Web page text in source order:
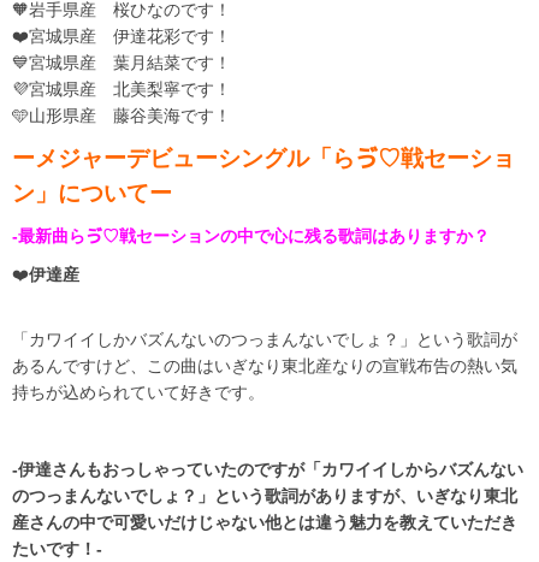
🧡岩手県産 桜ひなのです！
❤️宮城県産 伊達花彩です！
💙宮城県産 葉月結菜です！
💜宮城県産 北美梨寧です！
🩵山形県産 藤谷美海です！
ーメジャーデビューシングル「らゔ♡戦セーショ
ン」についてー
-最新曲らゔ♡戦セーションの中で心に残る歌詞はありますか？
❤️伊達産
「カワイイしかバズんないのつっまんないでしょ？」という歌詞が
あるんですけど、この曲はいぎなり東北産なりの宣戦布告の熱い気
持ちが込められていて好きです。
-伊達さんもおっしゃっていたのですが「カワイイしからバズんない
のつっまんないでしょ？」という歌詞がありますが、いぎなり東北
産さんの中で可愛いだけじゃない他とは違う魅力を教えていただき
たいです！-